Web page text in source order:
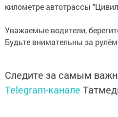
километре автотрассы
Уважаемые водители,
Будьте внимательны за
Следите за самым
Telegram-канале